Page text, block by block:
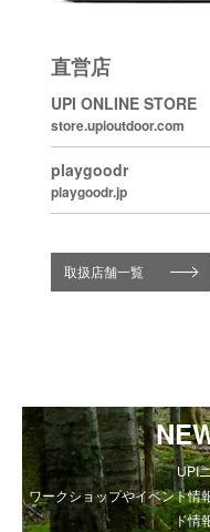
直営店
UPI ONLINE STORE
store.upioutdoor.com
playgoodr
playgoodr.jp
取扱店舗一覧
UPI
ワークショップやイベント情
ド情